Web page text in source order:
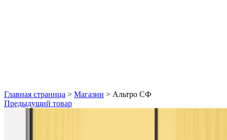
Главная страница > Магазин > Альтро СФ
Предыдущий товар